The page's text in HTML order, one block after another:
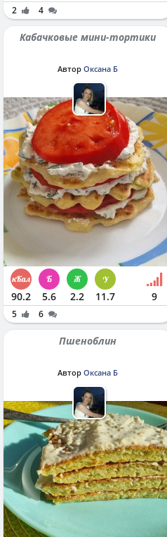
2 4
Кабачковые мини-тортики
Автор Оксана Б
90.2 5.6 2.2 11.7 9
5 6
Пшеноблин
Автор Оксана Б